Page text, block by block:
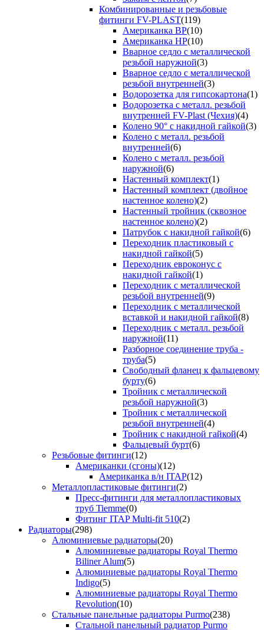
Комбинированные и резьбовые
фитинги FV-PLAST(119)
Американка ВР(10)
Американка НР(10)
Вварное седло с металлической
резьбой наружной(3)
Вварное седло с металлической
резьбой внутренней(3)
Водорозетка для гипсокартона(1)
Водорозетка с металл. резьбой
внутренней FV-Plast (Чехия)(4)
Колено 90° с накидной гайкой(3)
Колено с металл. резьбой
внутренней(6)
Колено с металл. резьбой
наружной(6)
Настенный комплект(1)
Настенный комплект (двойное
настенное колено)(2)
Настенный тройник (сквозное
настенное колено)(2)
Патрубок с накидной гайкой(6)
Переходник пластиковый с
накидной гайкой(5)
Переходник евроконус с
накидной гайкой(1)
Переходник с металлической
резьбой внутренней(9)
Переходник с металлической
вставкой и накидной гайкой(8)
Переходник с металл. резьбой
наружной(11)
Разборное соединение труба -
труба(5)
Свободный фланец к фальцевому
бурту(6)
Тройник с металлической
резьбой наружной(3)
Тройник с металлической
резьбой внутренней(4)
Тройник с накидной гайкой(4)
Фальцевый бурт(6)
Резьбовые фитинги(12)
Американки (сгоны)(12)
Американка в/н ITAP(12)
Металлопластиковые фитинги(2)
Пресс-фитинги для металлопластиковых
труб Tiemme(0)
Фитинг ITAP Multi-fit 510(2)
Радиаторы(298)
Алюминиевые радиаторы(20)
Алюминиевые радиаторы Royal Thermo
Biliner Alum(5)
Алюминиевые радиаторы Royal Thermo
Indigo(5)
Алюминиевые радиаторы Royal Thermo
Revolution(10)
Стальные панельные радиаторы Purmo(238)
Стальной панельный радиатор Purmo